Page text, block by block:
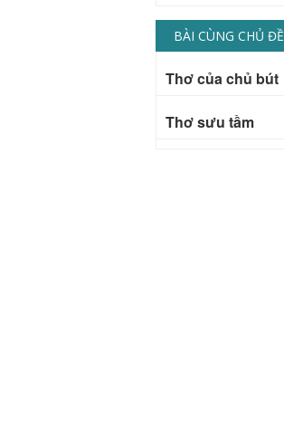
BÀI CÙNG CHỦ ĐỀ
Thơ của chủ bút
Thơ sưu tầm